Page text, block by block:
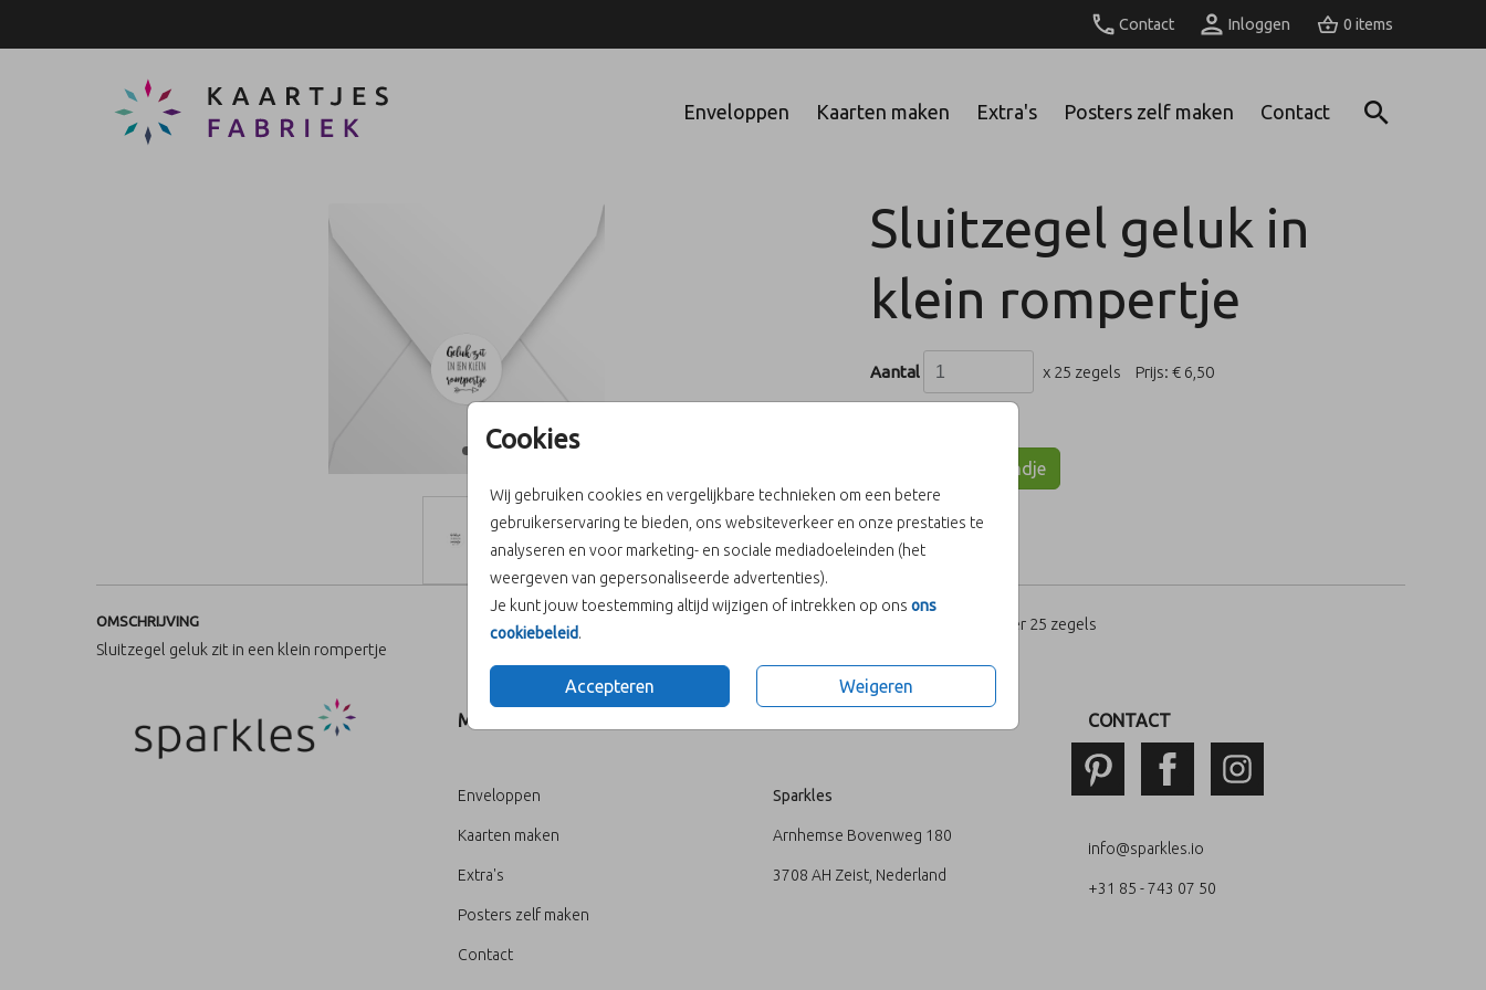
Contact Inloggen 0
Enveloppen Kaarten maken Extra's Posters zelf maken Contact
Cookies
Wij gebruiken cookies en vergelijkbare technieken om een betere
gebruikerservaring te bieden, ons websiteverkeer en onze prestaties te
analyseren en voor marketing- en sociale mediadoeleinden (het
weergeven van gepersonaliseerde advertenties).
Je kunt jouw toestemming altijd wijzigen of intrekken op ons ons
cookiebeleid.
Accepteren Weigeren
Sluitzegel geluk in
klein rompertje
Aantal x 25 zegels Prijs: € 6,50
In winkelmandje
OMSCHRIJVING
Sluitzegel geluk zit in een klein rompertje
Prijs: per 25 zegels
MENU
Enveloppen
Kaarten maken
Extra's
Posters zelf maken
Contact
Sparkles
Arnhemse Bovenweg 180
3708 AH Zeist, Nederland
CONTACT
info@sparkles.io
+31 85 - 743 07 50